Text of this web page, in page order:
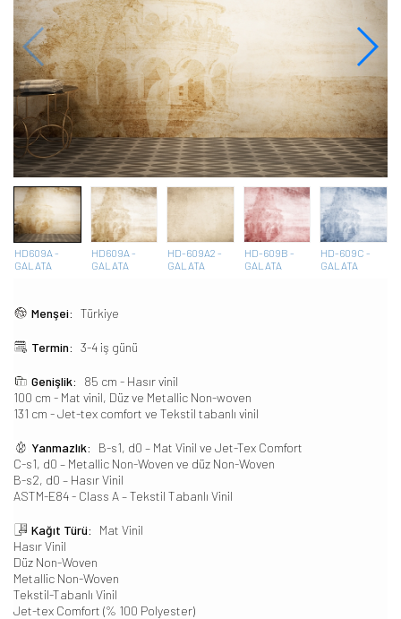
HD609A -
GALATA
HD609A -
GALATA
HD-609A2 -
GALATA
HD-609B -
GALATA
HD-609C -
GALATA
Menşei: Türkiye
Termin: 3-4 iş günü
Genişlik:
85 cm - Hasır vinil
100 cm - Mat vinil, Düz ve Metallic Non-woven
131 cm - Jet-tex comfort ve Tekstil tabanlı vinil
Yanmazlık:
B-s1, d0 – Mat Vinil ve Jet-Tex Comfort
C-s1, d0 – Metallic Non-Woven ve düz Non-Woven
B-s2, d0 – Hasır Vinil
ASTM-E84 - Class A – Tekstil Tabanlı Vinil
Kağıt Türü:
Mat Vinil
Hasır Vinil
Düz Non-Woven
Metallic Non-Woven
Tekstil-Tabanlı Vinil
Jet-tex Comfort (% 100 Polyester)